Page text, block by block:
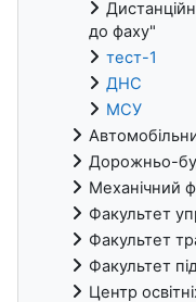
до фаху"
тест-1
ДНС
МСУ
Дорожньо-
Механічний
Факультет
Факультет
Факультет
Центр